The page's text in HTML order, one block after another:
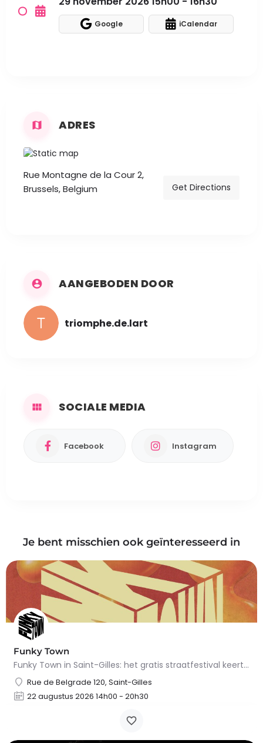
Google iCalendar
ADRES
Rue Montagne de la Cour 2,
Brussels, Belgium
Get Directions
AANGEBODEN DOOR
triomphe.de.lart
SOCIALE MEDIA
Facebook Instagram
Je bent misschien ook geïnteresseerd in
Funky Town
Funky Town in Saint-Gilles: het gratis straatfestival keert terug op 22 augustus 2026.Op zaterdag 22 augustus…
Rue de Belgrade 120, Saint-Gilles
22 augustus 2026 14h00 - 20h30